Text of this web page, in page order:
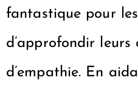
fantastique pour
d’approfondir leurs
d’empathie. En